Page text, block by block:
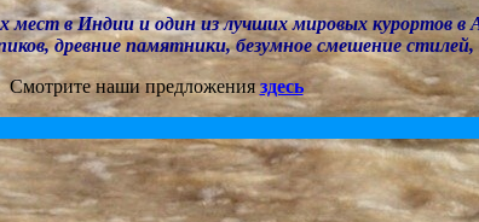
мест в Индии и один из лучших мировых курортов в
древние памятники, безумное смешение
Смотрите наши предложенияздесь